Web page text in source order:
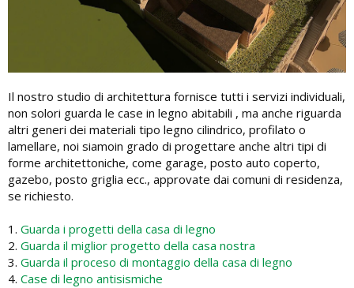
Il nostro studio di architettura fornisce tutti i servizi individuali,
non solori guarda le case in legno abitabili , ma anche riguarda
altri generi dei materiali tipo legno cilindrico, profilato o
lamellare, noi siamoin grado di progettare anche altri tipi di
forme architettoniche, come garage, posto auto coperto,
gazebo, posto griglia ecc., approvate dai comuni di residenza,
se richiesto.
1. Guarda i progetti della casa di legno
2. Guarda il miglior progetto della casa nostra
3. Guarda il proceso di montaggio della casa di legno
4. Case di legno antisismiche